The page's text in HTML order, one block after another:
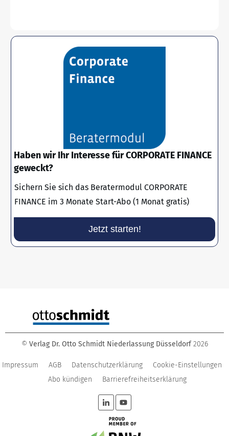
Haben wir Ihr Interesse für CORPORATE FINANCE
geweckt?
Sichern Sie sich das Beratermodul CORPORATE
FINANCE im 3 Monate Start-Abo (1 Monat gratis)
Jetzt starten!
© Verlag Dr. Otto Schmidt Niederlassung Düsseldorf 2026
Impressum AGB Datenschutzerklärung
Cookie-Einstellungen
Abo kündigen
Barrierefreiheitserklärung